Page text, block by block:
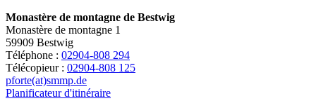
Monastère de montagne de Bestwig
Monastère de montagne 1
59909 Bestwig
Téléphone : 02904-808 294
Télécopieur : 02904-808 125
pforte(at)smmp.de
Planificateur d'itinéraire